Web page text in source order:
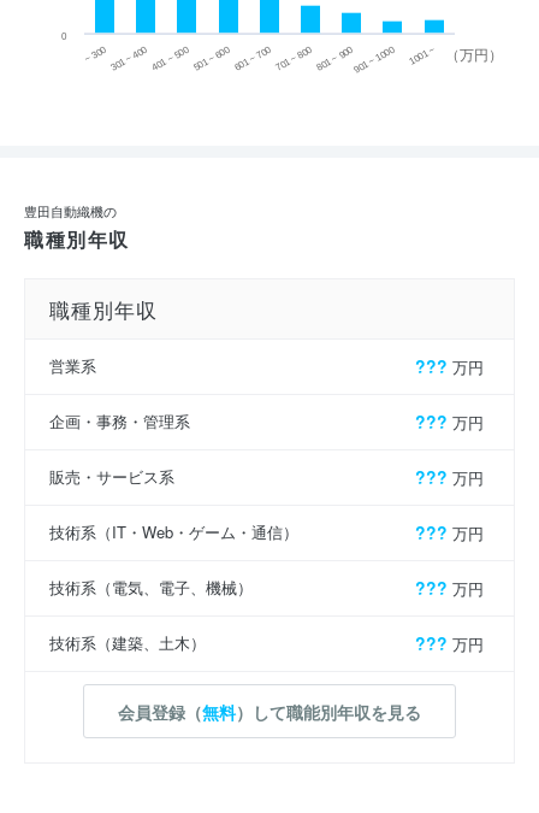
（万円）
~ 300 301 ~ 400 401 ~ 500501 ~ 600601 ~ 700701 ~ 800801 ~ 900901 ~ 1000 1001 ~
0
豊田自動織機の
職種別年収
職種別年収
営業系 ??? 万円
企画・事務・管理系 ??? 万円
販売・サービス系 ??? 万円
技術系（IT・Web・ゲーム・通信） ??? 万円
技術系（電気、電子、機械） ??? 万円
技術系（建築、土木） ??? 万円
会員登録（無料）して職能別年収を見る